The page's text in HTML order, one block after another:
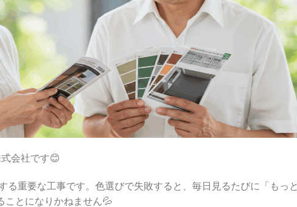
会社です😊
る重要な工事です。色選びで失敗すると、毎日見るたびに「もっ
ことになりかねません💦